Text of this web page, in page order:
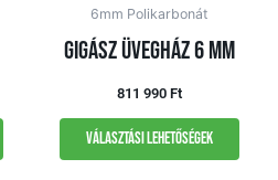
6mm Polikarbonát
Gigász üvegház 6 mm
811 990 Ft
Választási lehetőségek